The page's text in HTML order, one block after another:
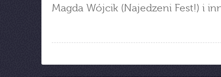
Magda Wójcik (Najedzeni Fest!) i